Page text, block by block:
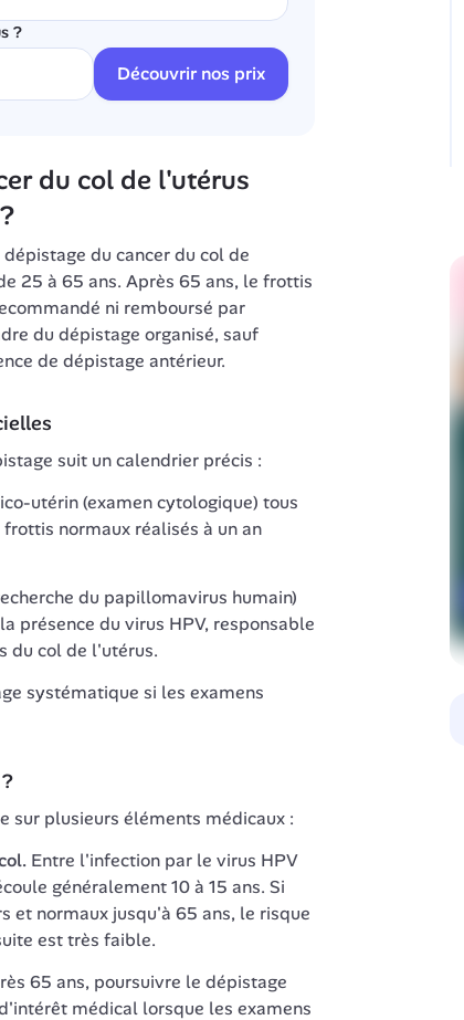
?
Découvrir nos prix
du col de l'utérus
du cancer du col de
25 à 65 ans. Après 65 ans, le frottis
ni remboursé par
du dépistage organisé, sauf
de dépistage antérieur.
suit un calendrier précis :
utérin (examen cytologique) tous
normaux réalisés à un an
du papillomavirus humain)
présence du virus HPV, responsable
du col de l'utérus.
systématique si les examens
sur plusieurs éléments médicaux :
Entre l'infection par le virus HPV
généralement 10 à 15 ans. Si
et normaux jusqu'à 65 ans, le risque
est très faible.
65 ans, poursuivre le dépistage
médical lorsque les examens